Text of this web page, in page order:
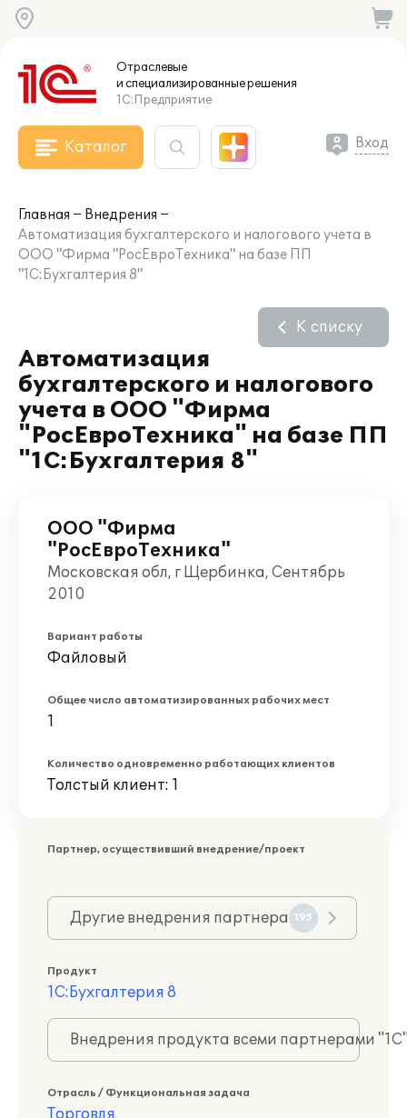
Отраслевые
и специализированныерешения
1С:Предприятие
Каталог Вход
Главная
Внедрения
Автоматизация бухгалтерского и налогового учета в
ООО "Фирма "РосЕвроТехника" на базе ПП
"1С:Бухгалтерия 8"
Автоматизация
бухгалтерского и налогового
учета в ООО "Фирма
"РосЕвроТехника" на базе ПП
"1С:Бухгалтерия 8"
К списку
ООО "Фирма
"РосЕвроТехника"
Московская обл, г Щербинка, Сентябрь
2010
Вариант работы
Файловый
Общее число автоматизированных рабочих мест
1
Количество одновременно работающих клиентов
Толстый клиент: 1
Партнер, осуществивший внедрение/проект
Другие внедрения партнера 195
Продукт
1С:Бухгалтерия 8
Внедрения продукта всеми партнерами
Отрасль / Функциональная задача
Торговля